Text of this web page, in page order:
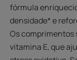
fórmula
densidade* e
Os comprimentos
vitamina E, que